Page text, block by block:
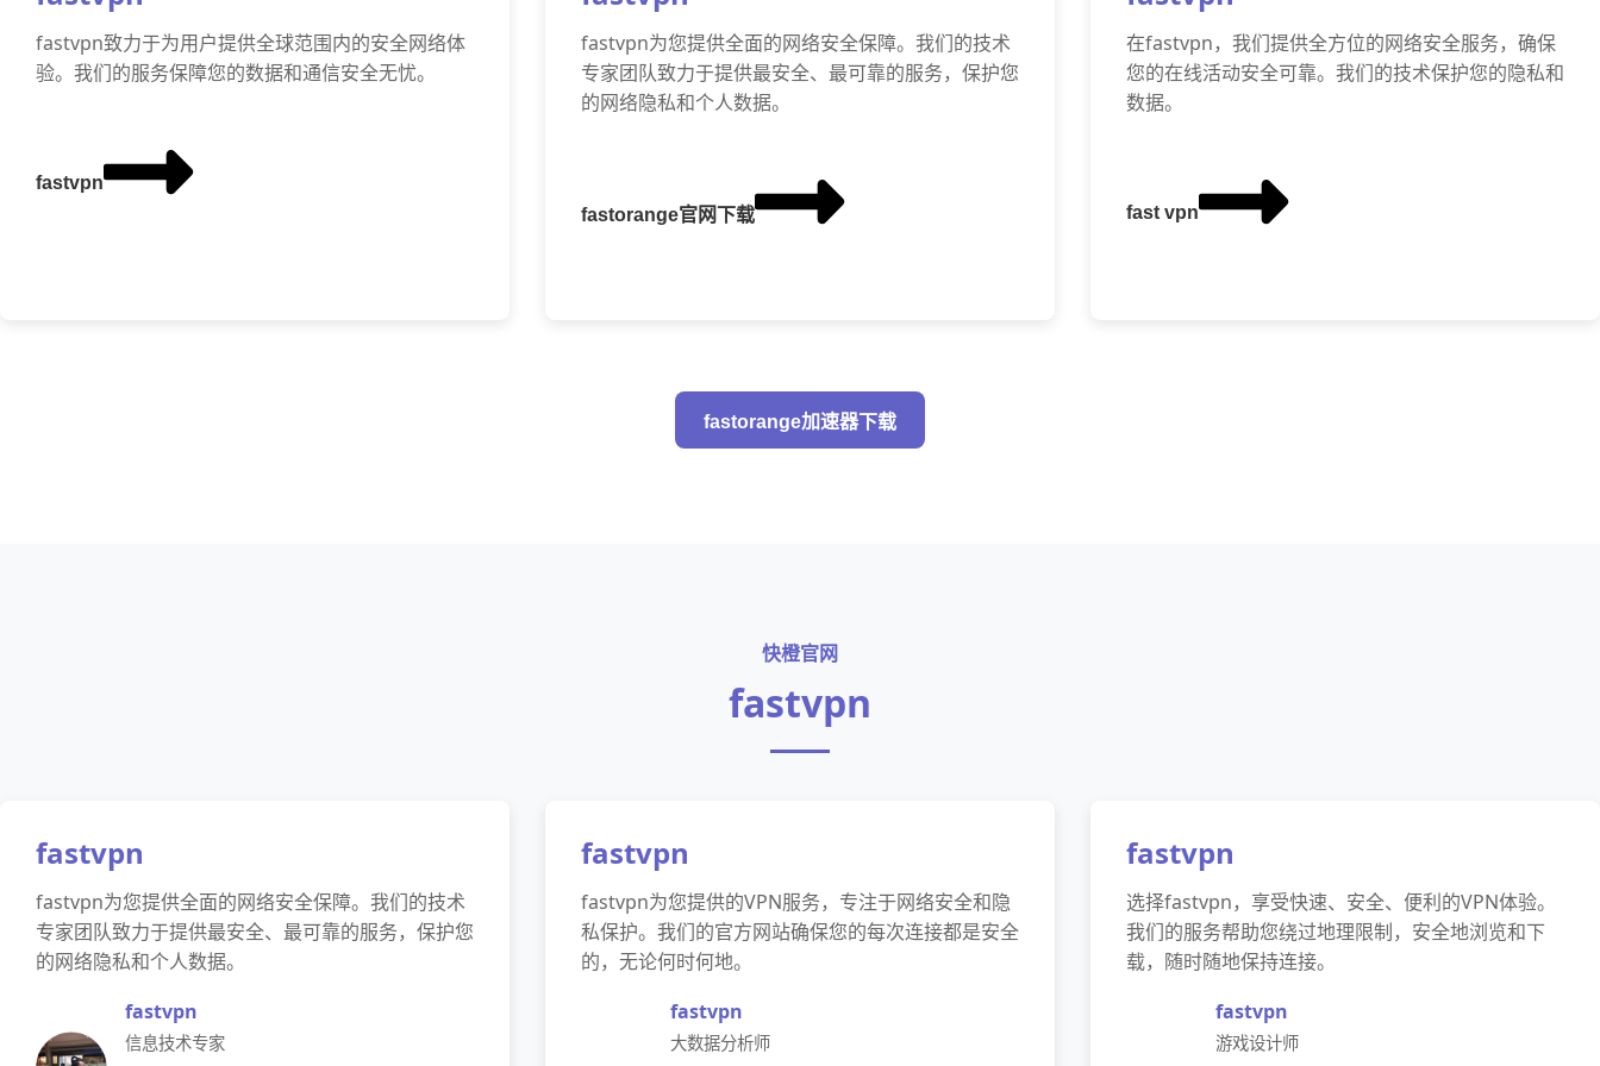
fastvpn致力于为用户提供全球范围内的安全网络体
验。我们的服务保障您的数据和通信安全无忧。
fastvpn
fastvpn为您提供全面的网络安全保障。我们的技术
专家团队致力于提供最安全、最可靠的服务，保护您
的网络隐私和个人数据。
fastorange官网下载
在fastvpn，我们提供全方位的网络安全服务，确保
您的在线活动安全可靠。我们的技术保护您的隐私和
数据。
fast vpn
fastorange加速器下载
快橙官网
fastvpn
fastvpn
fastvpn为您提供全面的网络安全保障。我们的技术
专家团队致力于提供最安全、最可靠的服务，保护您
的网络隐私和个人数据。
fastvpn
信息技术专家
fastvpn
fastvpn为您提供的VPN服务，专注于网络安全和隐
私保护。我们的官方网站确保您的每次连接都是安全
的，无论何时何地。
fastvpn
大数据分析师
fastvpn
选择fastvpn，享受快速、安全、便利的VPN体验。
我们的服务帮助您绕过地理限制，安全地浏览和下
载，随时随地保持连接。
fastvpn
游戏设计师